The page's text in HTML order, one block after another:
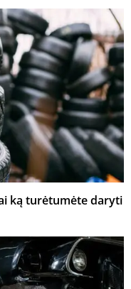
ką turėtumėte daryti